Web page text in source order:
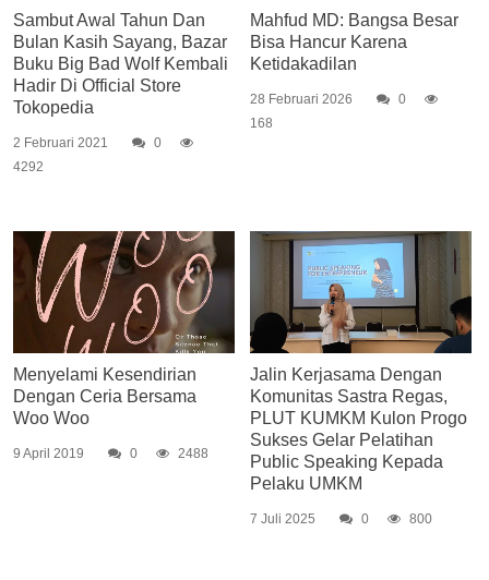
Sambut Awal Tahun Dan
Bulan Kasih Sayang, Bazar
Buku Big Bad Wolf Kembali
Hadir Di Official Store
Tokopedia
2 Februari 2021
0
4292
Mahfud MD: Bangsa Besar
Bisa Hancur Karena
Ketidakadilan
28 Februari 2026
0
168
Menyelami Kesendirian
Dengan Ceria Bersama
Woo Woo
9 April 2019 0 2488
Jalin Kerjasama Dengan
Komunitas Sastra Regas,
PLUT KUMKM Kulon Progo
Sukses Gelar Pelatihan
Public Speaking Kepada
Pelaku UMKM
7 Juli 2025 0 800